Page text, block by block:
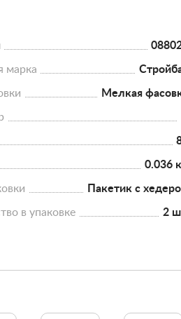
марка
Мелкая
0.036
Пакетик с
в упаковке 2